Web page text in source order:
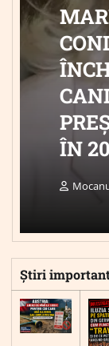
ÎN
Știri